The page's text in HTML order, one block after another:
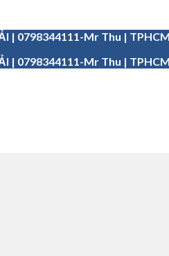
| 0798344111-Mr Thu |
| 0798344111-Mr Thu |